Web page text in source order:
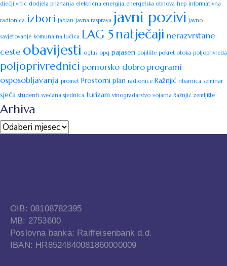
dječji vrtić dodjela priznanja električna energija energetska obnova hep informativna
radionica izbori jablan javna rasprava javni pozivi javno
savjetovanje komunalna lučica LAG 5natječaji nerazvrstane
ceste obavijesti oglas opg pajasen pojilište pokret otoka poljoprivreda
poljoprivrednici pomorsko dobroprogrami
osposobljavanja promet Prostorni plan radionice Ražnjić ribarnica seminar
sječa studenti svečana sjednica turizam vinogradarstvo vojarna Ražnjić zemljište
Arhiva
OIB: 08108782395
MB: 2753600
Poslovna banka: Raiffeisenbank d.d.
IBAN: HR8524840081860000009